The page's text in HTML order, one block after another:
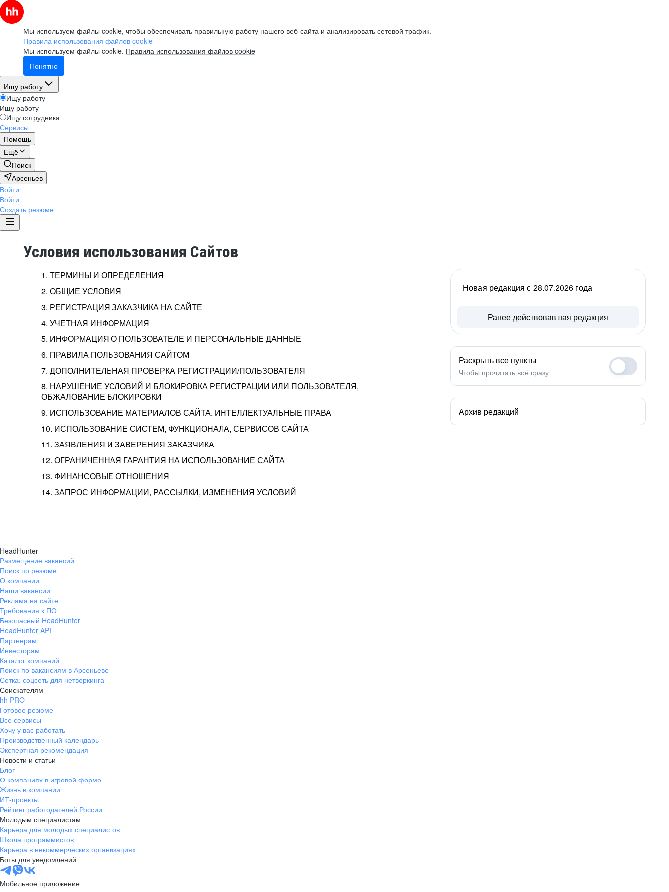
Мы используем файлы cookie, чтобы обеспечивать правильную работу нашего веб-сайта и анализировать сетевой трафик.
Правила использования файлов cookie
Мы используем файлы cookie. Правила использования файлов cookie
Понятно
Ищу работу
Ищу работу
Ищу работу
Ищу сотрудника
Сервисы
Помощь
Ещё
Поиск
Арсеньев
Войти
Войти
Создать резюме
Условия использования Сайтов
1. ТЕРМИНЫ И ОПРЕДЕЛЕНИЯ
2. ОБЩИЕ УСЛОВИЯ
3. РЕГИСТРАЦИЯ ЗАКАЗЧИКА НА САЙТЕ
4. УЧЕТНАЯ ИНФОРМАЦИЯ
5. ИНФОРМАЦИЯ О ПОЛЬЗОВАТЕЛЕ И ПЕРСОНАЛЬНЫЕ ДАННЫЕ
6. ПРАВИЛА ПОЛЬЗОВАНИЯ САЙТОМ
7. ДОПОЛНИТЕЛЬНАЯ ПРОВЕРКА РЕГИСТРАЦИИ/ПОЛЬЗОВАТЕЛЯ
8. НАРУШЕНИЕ УСЛОВИЙ И БЛОКИРОВКА РЕГИСТРАЦИИ ИЛИ ПОЛЬЗОВАТЕЛЯ,
ОБЖАЛОВАНИЕ БЛОКИРОВКИ
9. ИСПОЛЬЗОВАНИЕ МАТЕРИАЛОВ САЙТА. ИНТЕЛЛЕКТУАЛЬНЫЕ ПРАВА
10. ИСПОЛЬЗОВАНИЕ СИСТЕМ, ФУНКЦИОНАЛА, СЕРВИСОВ САЙТА
11. ЗАЯВЛЕНИЯ И ЗАВЕРЕНИЯ ЗАКАЗЧИКА
12. ОГРАНИЧЕННАЯ ГАРАНТИЯ НА ИСПОЛЬЗОВАНИЕ САЙТА
13. ФИНАНСОВЫЕ ОТНОШЕНИЯ
14. ЗАПРОС ИНФОРМАЦИИ, РАССЫЛКИ, ИЗМЕНЕНИЯ УСЛОВИЙ
Новая редакция с 28.07.2026 года
Ранее действовавшая редакция
Раскрыть все пункты
Чтобы прочитать всё сразу
Архив редакций
HeadHunter
Размещение вакансий
Поиск по резюме
О компании
Наши вакансии
Реклама на сайте
Требования к ПО
Безопасный HeadHunter
HeadHunter API
Партнерам
Инвесторам
Каталог компаний
Поиск по вакансиям в Арсеньеве
Сетка: соцсеть для нетворкинга
Соискателям
hh PRO
Готовое резюме
Все сервисы
Хочу у вас работать
Производственный календарь
Экспертная рекомендация
Новости и статьи
Блог
О компаниях в игровой форме
Жизнь в компании
ИТ-проекты
Рейтинг работодателей России
Молодым специалистам
Карьера для молодых специалистов
Школа программистов
Карьера в некоммерческих организациях
Боты для уведомлений
Мобильное приложение